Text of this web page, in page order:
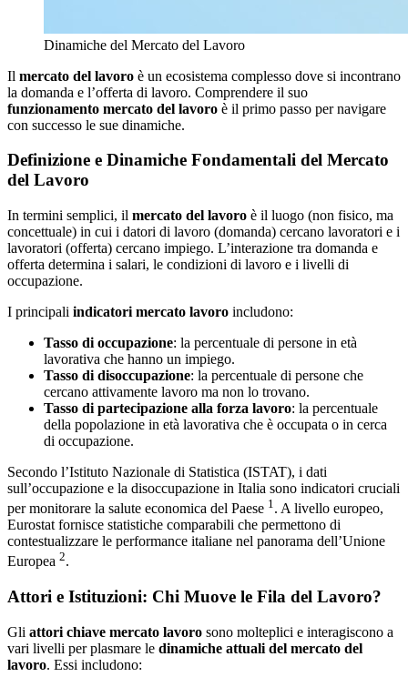
Dinamiche del Mercato del Lavoro
Il mercato del lavoro è un ecosistema complesso dove si incontrano
la domanda e l’offerta di lavoro. Comprendere il suo
funzionamento mercato del lavoro è il primo passo per navigare
con successo le sue dinamiche.
Definizione e Dinamiche Fondamentali del Mercato
del Lavoro
In termini semplici, il mercato del lavoro è il luogo (non fisico, ma
concettuale) in cui i datori di lavoro (domanda) cercano lavoratori e i
lavoratori (offerta) cercano impiego. L’interazione tra domanda e
offerta determina i salari, le condizioni di lavoro e i livelli di
occupazione.
I principali indicatori mercato lavoro includono:
Tasso di occupazione: la percentuale di persone in età
lavorativa che hanno un impiego.
Tasso di disoccupazione: la percentuale di persone che
cercano attivamente lavoro ma non lo trovano.
Tasso di partecipazione alla forza lavoro: la percentuale
della popolazione in età lavorativa che è occupata o in cerca
di occupazione.
Secondo l’Istituto Nazionale di Statistica (ISTAT), i dati
sull’occupazione e la disoccupazione in Italia sono indicatori cruciali
per monitorare la salute economica del Paese 1. A livello europeo,
Eurostat fornisce statistiche comparabili che permettono di
contestualizzare le performance italiane nel panorama dell’Unione
Europea 2.
Attori e Istituzioni: Chi Muove le Fila del Lavoro?
Gli attori chiave mercato lavoro sono molteplici e interagiscono a
vari livelli per plasmare le dinamiche attuali del mercato del
lavoro. Essi includono: